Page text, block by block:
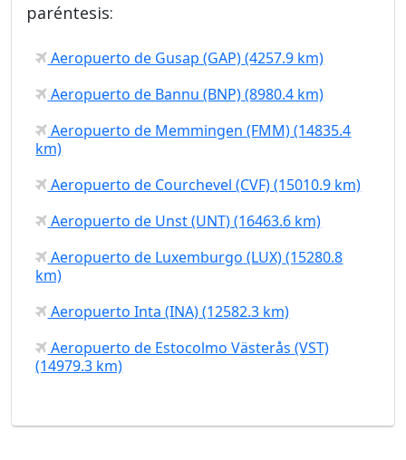
paréntesis:
Aeropuerto de Gusap (GAP) (4257.9 km)
Aeropuerto de Bannu (BNP) (8980.4 km)
Aeropuerto de Memmingen (FMM) (14835.4
km)
Aeropuerto de Courchevel (CVF) (15010.9 km)
Aeropuerto de Unst (UNT) (16463.6 km)
Aeropuerto de Luxemburgo (LUX) (15280.8
km)
Aeropuerto Inta (INA) (12582.3 km)
Aeropuerto de Estocolmo Västerås (VST)
(14979.3 km)